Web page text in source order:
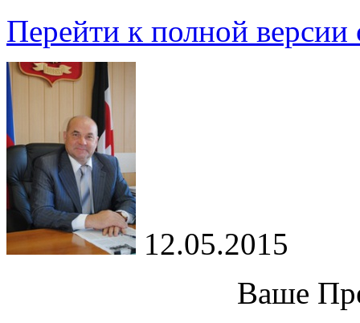
Перейти к полной версии
12.05.2015
Ваше